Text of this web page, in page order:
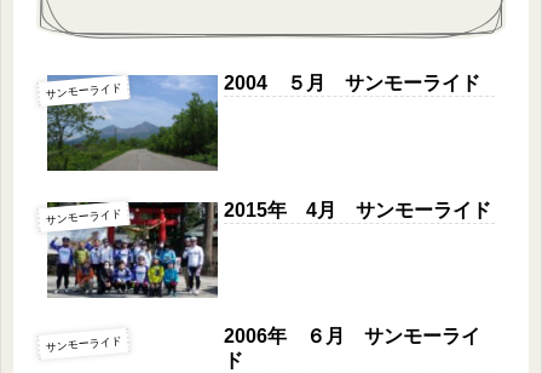
サンモーライド 2004 ５月 サンモーライド
サンモーライド 2015年 4月 サンモーライド
サンモーライド
2006年 ６月 サンモーライ
ド